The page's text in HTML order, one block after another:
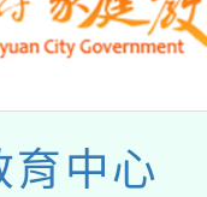
育中心